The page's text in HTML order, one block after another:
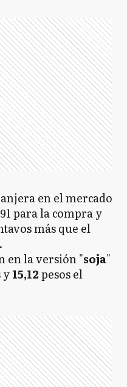
en el mercado
para la compra y
más que el
en la versión "soja"
y15,12pesos el